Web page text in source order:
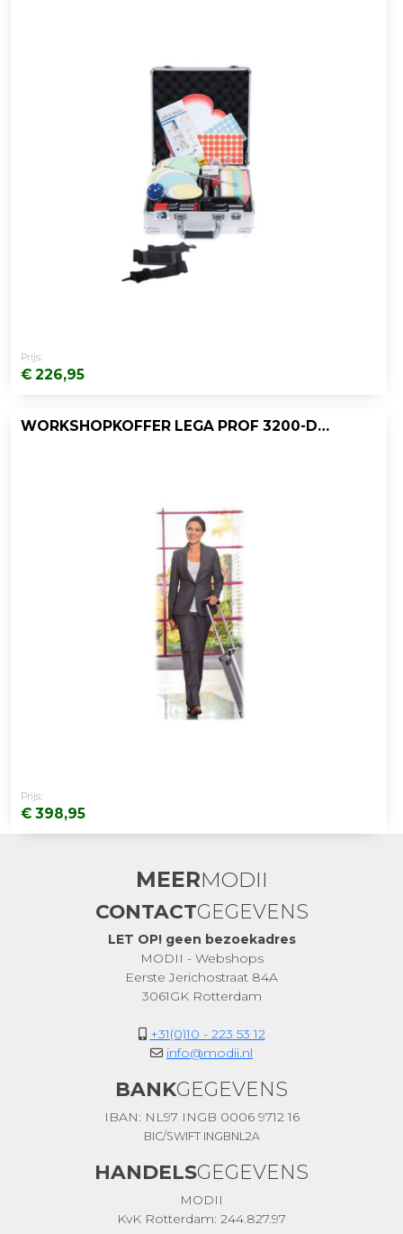
Prijs:
€ 226,95
WORKSHOPKOFFER LEGA PROF 3200-DELIG MOB
Prijs:
€ 398,95
MEERMODII
CONTACTGEGEVENS
LET OP! geen bezoekadres
MODII - Webshops
Eerste Jerichostraat 84A
3061GK Rotterdam
+31(0)10 - 223 53 12
info@modii.nl
BANKGEGEVENS
IBAN: NL97 INGB 0006 9712 16
BIC/SWIFT INGBNL2A
HANDELSGEGEVENS
MODII
KvK Rotterdam: 244.827.97